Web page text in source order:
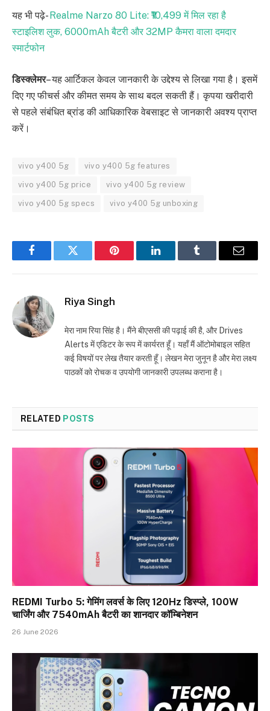
यह भी पढ़े- Realme Narzo 80 Lite: ₹10,499 में मिल रहा है
स्टाइलिश लुक, 6000mAh बैटरी और 32MP कैमरा वाला दमदार
स्मार्टफोन
डिस्क्लेमर– यह आर्टिकल केवल जानकारी के उद्देश्य से लिखा गया है। इसमें
दिए गए फीचर्स और कीमत समय के साथ बदल सकती हैं। कृपया खरीदारी
से पहले संबंधित ब्रांड की आधिकारिक वेबसाइट से जानकारी अवश्य प्राप्त
करें।
vivo y400 5g vivo y400 5g features
vivo y400 5g price vivo y400 5g review
vivo y400 5g specs vivo y400 5g unboxing
FacebookTwitter Pinterest LinkedInTumblr Email
Riya Singh
मेरा नाम रिया सिंह है। मैंने बीएससी की पढ़ाई की है, और Drives
Alerts में एडिटर के रूप में कार्यरत हूँ। यहाँ मैं ऑटोमोबाइल सहित
कई विषयों पर लेख तैयार करती हूँ। लेखन मेरा जुनून है और मेरा लक्ष्य
पाठकों को रोचक व उपयोगी जानकारी उपलब्ध कराना है।
RELATED POSTS
REDMI Turbo 5: गेमिंग लवर्स के लिए 120Hz डिस्प्ले, 100W
चार्जिंग और 7540mAh बैटरी का शानदार कॉम्बिनेशन
26 June 2026